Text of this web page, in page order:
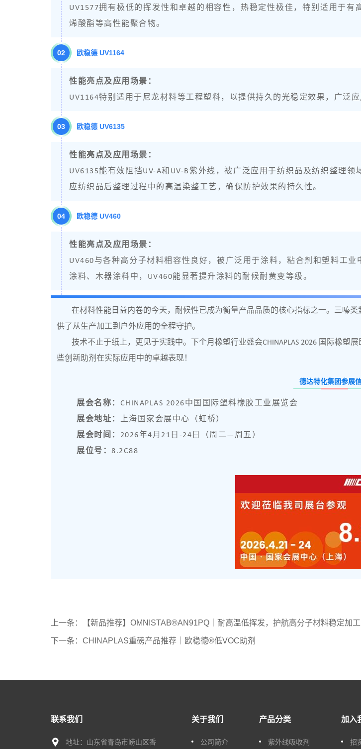
UV1577拥有极低的挥发性和卓越的相容性，热稳定性极佳，特别适用于有
烯酸酯等高性能聚合物。
02 欧稳德 UV1164
性能亮点及应用场景：
UV1164特别适用于尼龙材料等工程塑料，以提供持久的光稳定效果，广泛
03 欧稳德 UV6135
性能亮点及应用场景：
UV6135能有效阻挡UV-A和UV-B紫外线，被广泛应用于纺织品及纺织整理
应纺织品后整理过程中的高温染整工艺，确保防护效果的持久性。
04 欧稳德 UV460
性能亮点及应用场景：
UV460与各种高分子材料相容性良好，被广泛用于涂料，粘合剂和塑料工
涂料、木器涂料中，UV460能显著提升涂料的耐候耐黄变等级。
在材料性能日益内卷的今天，耐候性已成为衡量产品品质的核心指标之一。三嗪
供了从生产加工到户外应用的全程守护。
技术不止于纸上，更见于实践中。下个月橡塑行业盛会CHINAPLAS 2026 国际橡
些创新助剂在实际应用中的卓越表现！
德达特化集团参展
展会名称： CHINAPLAS 2026中国国际塑料橡胶工业展览会
展会地址： 上海国家会展中心（虹桥）
展会时间： 2026年4月21日-24日（周二—周五）
展位号： 8.2C88
上一条：【新品推荐】OMNISTAB®AN91PQ｜耐高温低挥发，护航高分子材料稳定加工
下一条：CHINAPLAS重磅产品推荐｜欧稳德®低VOC助剂
联系我们
地址：山东省青岛市崂山区香
关于我们
公司简介
产品分类
紫外线吸收剂
加入
招